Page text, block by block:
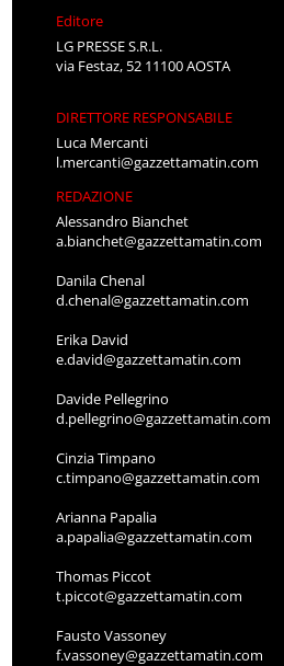
Editore
LG PRESSE S.R.L.
via Festaz, 52 11100 AOSTA
DIRETTORE RESPONSABILE
Luca Mercanti
l.mercanti@gazzettamatin.com
REDAZIONE
Alessandro Bianchet
a.bianchet@gazzettamatin.com
Danila Chenal
d.chenal@gazzettamatin.com
Erika David
e.david@gazzettamatin.com
Davide Pellegrino
d.pellegrino@gazzettamatin.com
Cinzia Timpano
c.timpano@gazzettamatin.com
Arianna Papalia
a.papalia@gazzettamatin.com
Thomas Piccot
t.piccot@gazzettamatin.com
Fausto Vassoney
f.vassoney@gazzettamatin.com